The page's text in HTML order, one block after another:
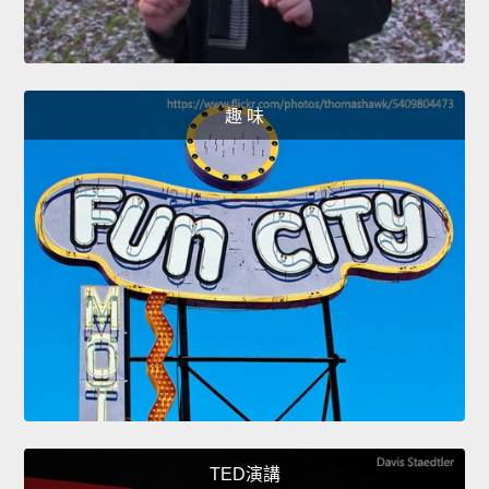
趣 味
TED演講